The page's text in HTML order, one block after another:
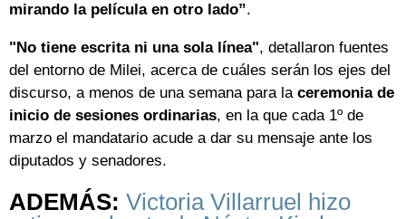
mirando la película en otro lado”.
"No tiene escrita ni una sola línea", detallaron fuentes
del entorno de Milei, acerca de cuáles serán los ejes del
discurso, a menos de una semana para la ceremonia de
inicio de sesiones ordinarias, en la que cada 1º de
marzo el mandatario acude a dar su mensaje ante los
diputados y senadores.
ADEMÁS: Victoria Villarruel hizo